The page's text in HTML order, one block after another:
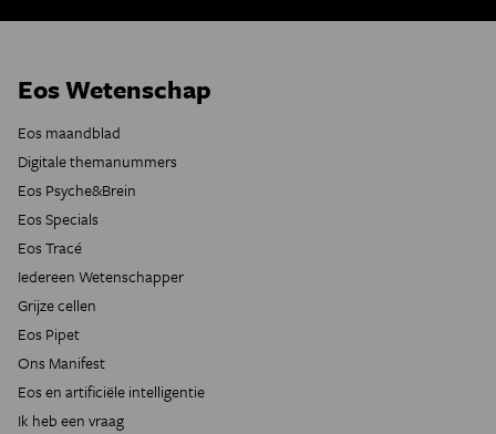
Eos Wetenschap
Eos maandblad
Digitale themanummers
Eos Psyche&Brein
Eos Specials
Eos Tracé
Iedereen Wetenschapper
Grijze cellen
Eos Pipet
Ons Manifest
Eos en artificiële intelligentie
Ik heb een vraag